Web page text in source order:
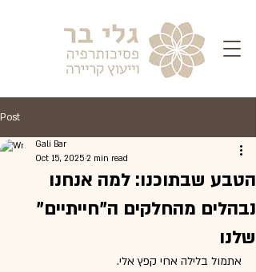
Post
הטבע שבתוכנו: למה אנחנו
נבהלים מהחלקים ה"חייתיים"
שלנו
Gali Bar
Oct 15, 2025 2 min read
אתמול בלילה אחי קפץ אלי.